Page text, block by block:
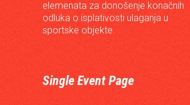
elemenata za donošenje konačnih
odluka o isplativosti ulaganja u
sportske objekte.
Single Event Page